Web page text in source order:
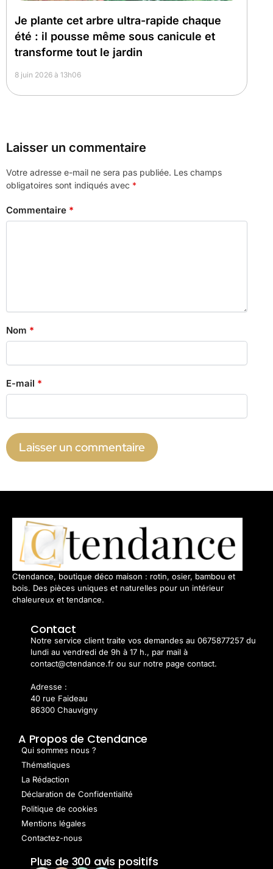
Je plante cet arbre ultra-rapide chaque
été : il pousse même sous canicule et
transforme tout le jardin
8 juin 2026 à 13h06
Laisser un commentaire
Votre adresse e-mail ne sera pas publiée. Les champs
obligatoires sont indiqués avec *
Commentaire *
Nom *
E-mail *
Ctendance, boutique déco maison : rotin, osier, bambou et
bois. Des pièces uniques et naturelles pour un intérieur
chaleureux et tendance.
Contact
Notre service client traite vos demandes au 0675877257 du
lundi au vendredi de 9h à 17 h., par mail à
contact@ctendance.fr ou sur notre page contact.
Adresse :
40 rue Faideau
86300 Chauvigny
A Propos de Ctendance
Qui sommes nous ?
Thématiques
La Rédaction
Déclaration de Confidentialité
Politique de cookies
Mentions légales
Contactez-nous
Plus de 300 avis positifs